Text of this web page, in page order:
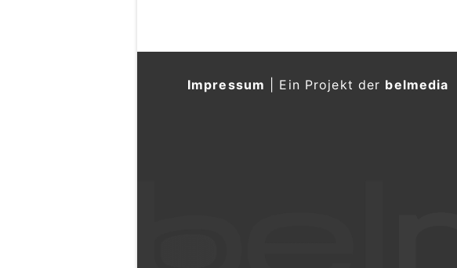
Impressum Ein Projekt der belmedia